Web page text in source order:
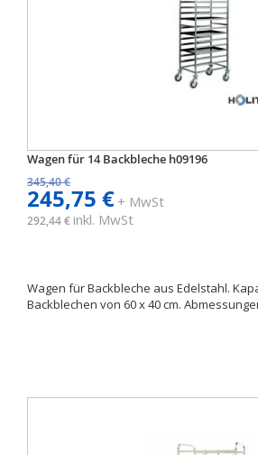
Wagen für 14 Backbleche h09196
345,40 €
245,75 €+ MwSt
292,44 € inkl. MwSt
Wagen für Backbleche aus Edelstahl.
Backblechen von 60 x 40 cm.